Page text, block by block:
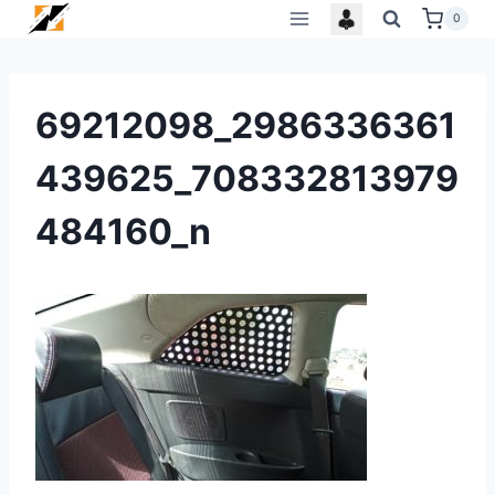
Skip
0
69212098_2986336361
439625_708332813979
484160_n